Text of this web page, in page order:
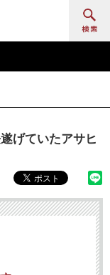
げていたアサヒ